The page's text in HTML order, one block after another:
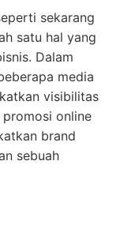
sekarang
satu hal yang
Dalam
media
visibilitas
online
brand
sebuah